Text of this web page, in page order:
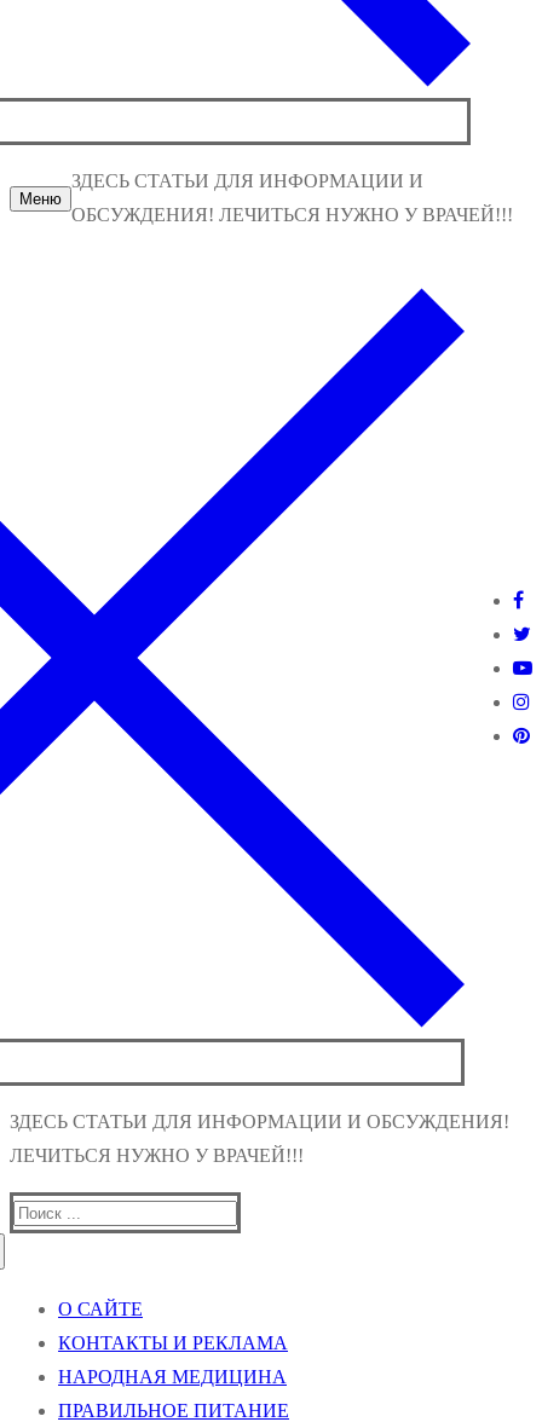
Меню
ЗДЕСЬ СТАТЬИ ДЛЯ ИНФОРМАЦИИ И
ОБСУЖДЕНИЯ! ЛЕЧИТЬСЯ НУЖНО У ВРАЧЕЙ!!!
ЗДЕСЬ СТАТЬИ ДЛЯ ИНФОРМАЦИИ И ОБСУЖДЕНИЯ!
ЛЕЧИТЬСЯ НУЖНО У ВРАЧЕЙ!!!
Найти:
О САЙТЕ
КОНТАКТЫ И РЕКЛАМА
НАРОДНАЯ МЕДИЦИНА
ПРАВИЛЬНОЕ ПИТАНИЕ